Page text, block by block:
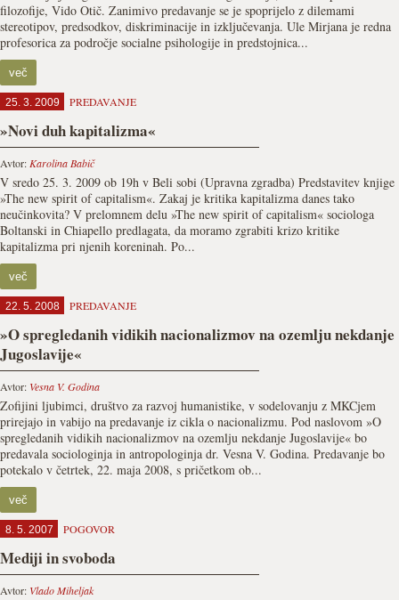
filozofije, Vido Otič. Zanimivo predavanje se je spoprijelo z dilemami
stereotipov, predsodkov, diskriminacije in izključevanja. Ule Mirjana je redna
profesorica za področje socialne psihologije in predstojnica...
več
25. 3. 2009 PREDAVANJE
»Novi duh kapitalizma«
Avtor: Karolina Babič
V sredo 25. 3. 2009 ob 19h v Beli sobi (Upravna zgradba) Predstavitev knjige
»The new spirit of capitalism«. Zakaj je kritika kapitalizma danes tako
neučinkovita? V prelomnem delu »The new spirit of capitalism« sociologa
Boltanski in Chiapello predlagata, da moramo zgrabiti krizo kritike
kapitalizma pri njenih koreninah. Po...
več
22. 5. 2008 PREDAVANJE
»O spregledanih vidikih nacionalizmov na ozemlju nekdanje
Jugoslavije«
Avtor: Vesna V. Godina
Zofijini ljubimci, društvo za razvoj humanistike, v sodelovanju z MKCjem
prirejajo in vabijo na predavanje iz cikla o nacionalizmu. Pod naslovom »O
spregledanih vidikih nacionalizmov na ozemlju nekdanje Jugoslavije« bo
predavala sociologinja in antropologinja dr. Vesna V. Godina. Predavanje bo
potekalo v četrtek, 22. maja 2008, s pričetkom ob...
več
8. 5. 2007 POGOVOR
Mediji in svoboda
Avtor: Vlado Miheljak